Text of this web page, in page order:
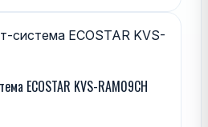
ECOSTAR KVS-RAM09CH